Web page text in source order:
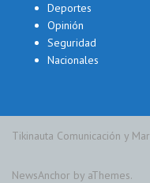
Deportes
Opinión
Seguridad
Nacionales
Tikinauta Comunicación y
NewsAnchor by aThemes.